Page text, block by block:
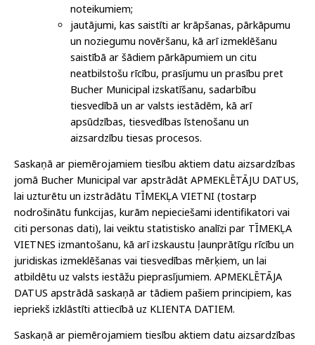
noteikumiem;
jautājumi, kas saistīti ar krāpšanas, pārkāpumu
un noziegumu novēršanu, kā arī izmeklēšanu
saistībā ar šādiem pārkāpumiem un citu
neatbilstošu rīcību, prasījumu un prasību pret
Bucher Municipal izskatīšanu, sadarbību
tiesvedībā un ar valsts iestādēm, kā arī
apsūdzības, tiesvedības īstenošanu un
aizsardzību tiesas procesos.
Saskaņā ar piemērojamiem tiesību aktiem datu aizsardzības
jomā Bucher Municipal var apstrādāt APMEKLĒTĀJU DATUS,
lai uzturētu un izstrādātu TĪMEKĻA VIETNI (tostarp
nodrošinātu funkcijas, kurām nepieciešami identifikatori vai
citi personas dati), lai veiktu statistisko analīzi par TĪMEKĻA
VIETNES izmantošanu, kā arī izskaustu ļaunprātīgu rīcību un
juridiskas izmeklēšanas vai tiesvedības mērķiem, un lai
atbildētu uz valsts iestāžu pieprasījumiem. APMEKLĒTĀJA
DATUS apstrādā saskaņā ar tādiem pašiem principiem, kas
iepriekš izklāstīti attiecībā uz KLIENTA DATIEM.
Saskaņā ar piemērojamiem tiesību aktiem datu aizsardzības